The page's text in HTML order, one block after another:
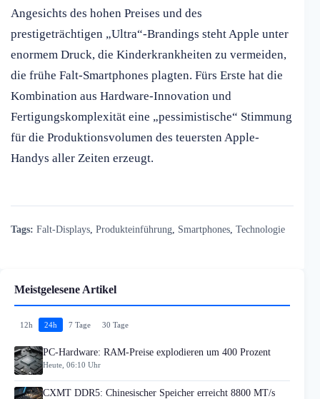
Angesichts des hohen Preises und des
prestigeträchtigen „Ultra“-Brandings steht Apple unter
enormem Druck, die Kinderkrankheiten zu vermeiden,
die frühe Falt-Smartphones plagten. Fürs Erste hat die
Kombination aus Hardware-Innovation und
Fertigungskomplexität eine „pessimistische“ Stimmung
für die Produktionsvolumen des teuersten Apple-
Handys aller Zeiten erzeugt.
Tags: Falt-Displays Produkteinführung Smartphones Technologie
Meistgelesene Artikel
12h 24h 7 Tage 30 Tage
PC-Hardware: RAM-Preise explodieren um 400 Prozent
Heute, 06:10 Uhr
CXMT DDR5: Chinesischer Speicher erreicht 8800 MT/s